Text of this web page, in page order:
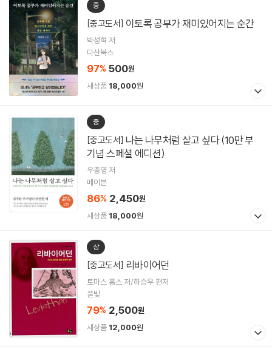
중
[중고도서] 이토록 공부가 재미있어지는 순간
박성혁 저
다산북스
97% 500원
새상품 18,000원
중
[중고도서]
기념 스페셜 에디션)
우종영 저
메이븐
86% 2,450원
새상품 18,000원
상
[중고도서] 리바이어던
토마스 홉스 저/하승우 편저
풀빛
79% 2,500원
새상품 12,000원